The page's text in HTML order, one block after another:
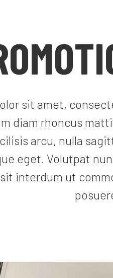
sit amet,
diam rhoncus
arcu, nulla
eget. Volutpat
interdum ut